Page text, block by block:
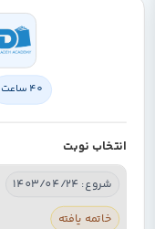
40 ساعت
انتخاب نوبت
شروع: 1403/04/24
خاتمه یافته